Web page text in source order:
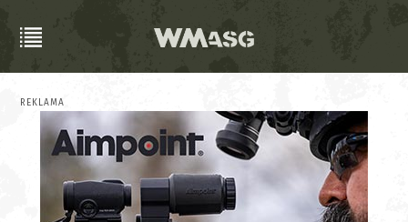
REKLAMA